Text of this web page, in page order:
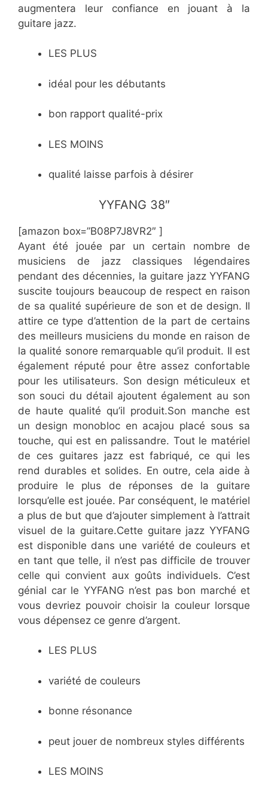
augmentera leur confiance en jouant à la
guitare jazz.
LES PLUS
idéal pour les débutants
bon rapport qualité-prix
LES MOINS
qualité laisse parfois à désirer
YYFANG 38″
[amazon box=”B08P7J8VR2″ ]
Ayant été jouée par un certain nombre de
musiciens de jazz classiques légendaires
pendant des décennies, la guitare jazz YYFANG
suscite toujours beaucoup de respect en raison
de sa qualité supérieure de son et de design. Il
attire ce type d’attention de la part de certains
des meilleurs musiciens du monde en raison de
la qualité sonore remarquable qu’il produit. Il est
également réputé pour être assez confortable
pour les utilisateurs. Son design méticuleux et
son souci du détail ajoutent également au son
de haute qualité qu’il produit.Son manche est
un design monobloc en acajou placé sous sa
touche, qui est en palissandre. Tout le matériel
de ces guitares jazz est fabriqué, ce qui les
rend durables et solides. En outre, cela aide à
produire le plus de réponses de la guitare
lorsqu’elle est jouée. Par conséquent, le matériel
a plus de but que d’ajouter simplement à l’attrait
visuel de la guitare.Cette guitare jazz YYFANG
est disponible dans une variété de couleurs et
en tant que telle, il n’est pas difficile de trouver
celle qui convient aux goûts individuels. C’est
génial car le YYFANG n’est pas bon marché et
vous devriez pouvoir choisir la couleur lorsque
vous dépensez ce genre d’argent.
LES PLUS
variété de couleurs
bonne résonance
peut jouer de nombreux styles différents
LES MOINS